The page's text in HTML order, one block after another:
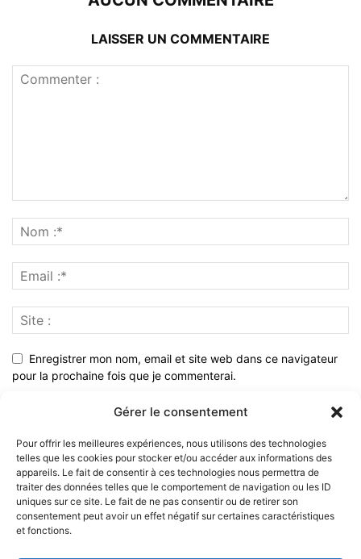
Gérer le consentement
Pour offrir les meilleures expériences, nous utilisons des technologies
telles que les cookies pour stocker et/ou accéder aux informations des
appareils. Le fait de consentir à ces technologies nous permettra de
traiter des données telles que le comportement de navigation ou les ID
uniques sur ce site. Le fait de ne pas consentir ou de retirer son
consentement peut avoir un effet négatif sur certaines caractéristiques
et fonctions.
LAISSER UN COMMENTAIRE
Enregistrer mon nom, email et site web dans ce navigateur
pour la prochaine fois que je commenterai.